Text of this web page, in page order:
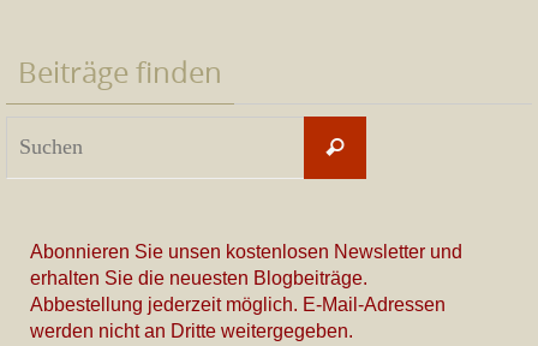
Beiträge finden
Suchen
Abonnieren Sie unsen kostenlosen Newsletter und
erhalten Sie die neuesten Blogbeiträge.
Abbestellung jederzeit möglich. E-Mail-Adressen
werden nicht an Dritte weitergegeben.